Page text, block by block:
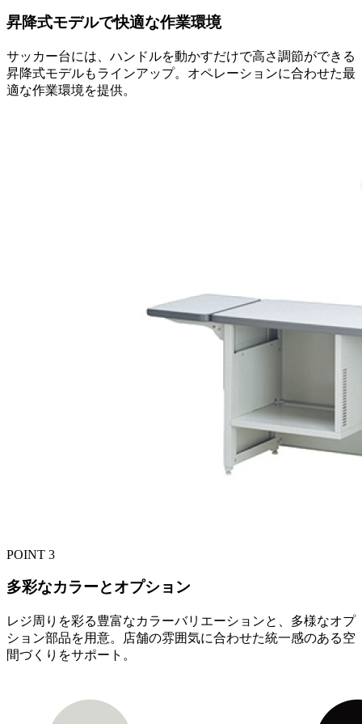
昇降式モデルで快適な作業環境
サッカー台には、ハンドルを動かすだけで高さ調節ができる
昇降式モデルもラインアップ。オペレーションに合わせた最
適な作業環境を提供。
POINT 3
多彩なカラーとオプション
レジ周りを彩る豊富なカラーバリエーションと、多様なオプ
ション部品を用意。店舗の雰囲気に合わせた統一感のある空
間づくりをサポート。